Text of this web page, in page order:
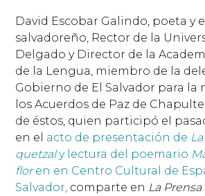
David Escobar Galindo, poeta y
salvadoreño, Rector de la
Delgado y Director de la
de la Lengua, miembro de la
Gobierno de El Salvador para la
los Acuerdos de Paz de
de éstos, quien participó el
en el acto de presentación de
quetzaly lectura del poemario
floren en Centro Cultural de
Salvador, comparte en La Prensa